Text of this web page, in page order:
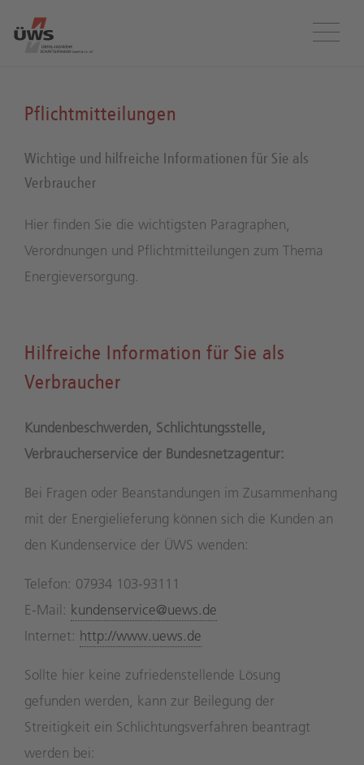
Menü
Pflichtmitteilungen
Wichtige und hilfreiche Informationen für Sie als
Verbraucher
Hier finden Sie die wichtigsten Paragraphen,
Verordnungen und Pflichtmitteilungen zum Thema
Energieversorgung.
Hilfreiche Information für Sie als
Verbraucher
Kundenbeschwerden, Schlichtungsstelle,
Verbraucherservice der Bundesnetzagentur:
Bei Fragen oder Beanstandungen im Zusammenhang
mit der Energielieferung können sich die Kunden an
den Kundenservice der ÜWS wenden:
Telefon: 07934 103-93111
E-Mail: kundenservice@uews.de
Internet: http://www.uews.de
Sollte hier keine zufriedenstellende Lösung
gefunden werden, kann zur Beilegung der
Streitigkeit ein Schlichtungsverfahren beantragt
werden bei: